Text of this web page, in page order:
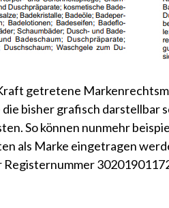
getretene
die bisher grafisch darstellbar
So können nunmehr
als Marke eingetragen
Registernummer